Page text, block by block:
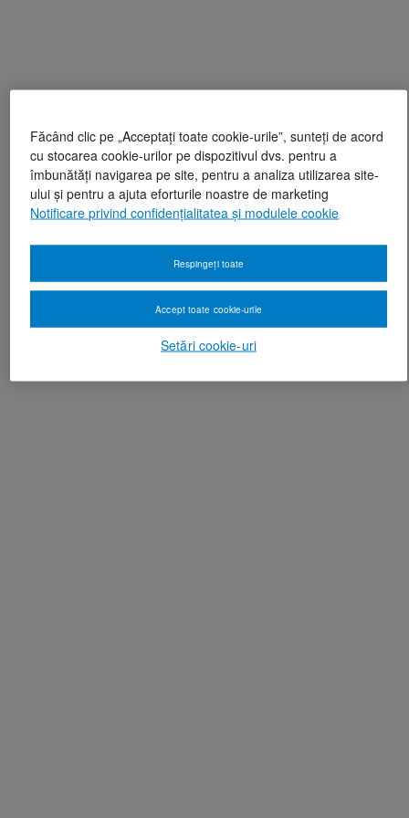
Făcând clic pe „Acceptați toate cookie-urile”, sunteți de acord
cu stocarea cookie-urilor pe dispozitivul dvs. pentru a
îmbunătăți navigarea pe site, pentru a analiza utilizarea site-
ului și pentru a ajuta eforturile noastre de marketing
Notificare privind confidențialitatea și modulele cookie
Setări cookie-uri
Respingeți toate
Accept toate cookie-urile